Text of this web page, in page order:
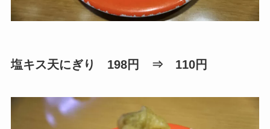
塩キス天にぎり 198円 ⇒ 110円